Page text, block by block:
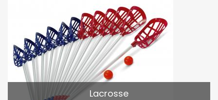
Lacrosse